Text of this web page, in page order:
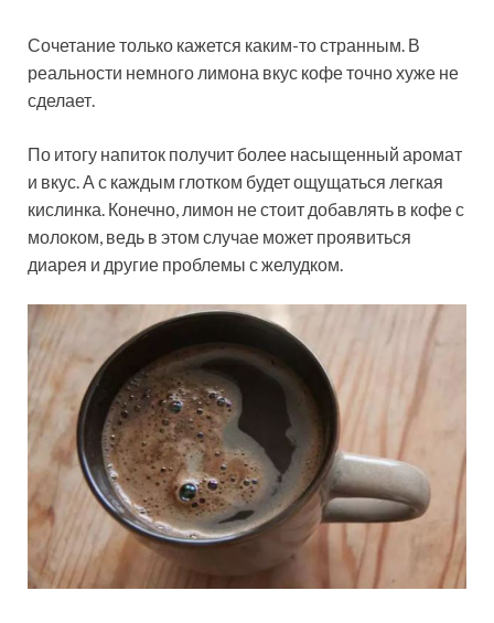
Сочетание только кажется каким-то странным. В
реальности немного лимона вкус кофе точно хуже не
сделает.
По итогу напиток получит более насыщенный аромат
и вкус. А с каждым глотком будет ощущаться легкая
кислинка. Конечно, лимон не стоит добавлять в кофе с
молоком, ведь в этом случае может проявиться
диарея и другие проблемы с желудком.